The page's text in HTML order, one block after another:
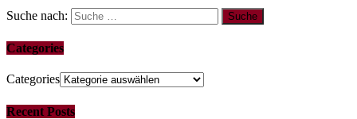
Suche nach:
Categories
Categories
Recent Posts